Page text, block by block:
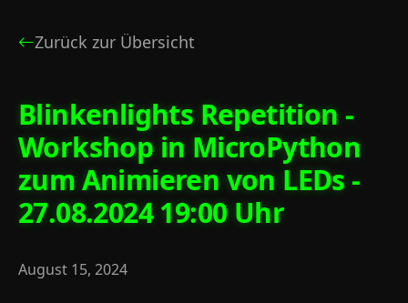
Zurück zur Übersicht
Blinkenlights Repetition -
Workshop in MicroPython
zum Animieren von LEDs -
27.08.2024 19:00 Uhr
August 15, 2024